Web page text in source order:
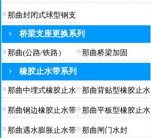
那曲封闭式球型钢支
桥梁支座更换系列
那曲(公路/铁路） 那曲桥梁加固
橡胶止水带系列
那曲中埋式橡胶止水 那曲背贴型橡胶止水
那曲钢边橡胶止水带 那曲平板型橡胶止水
那曲遇水膨胀止水带 那曲闸门水封